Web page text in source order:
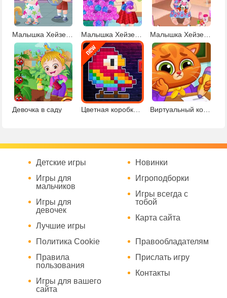
Малышка Хейзел 4 Малышка Хейзел Новый Год Малышка Хейзел на операции
Девочка в саду Цветная коробка головоломки Виртуальный кот в школе
Детские игры
Игры для
мальчиков
Игры для
девочек
Лучшие игры
Новинки
Игроподборки
Игры всегда с
тобой
Карта сайта
Политика Cookie
Правила
пользования
Игры для вашего
сайта
Правообладателям
Прислать игру
Контакты